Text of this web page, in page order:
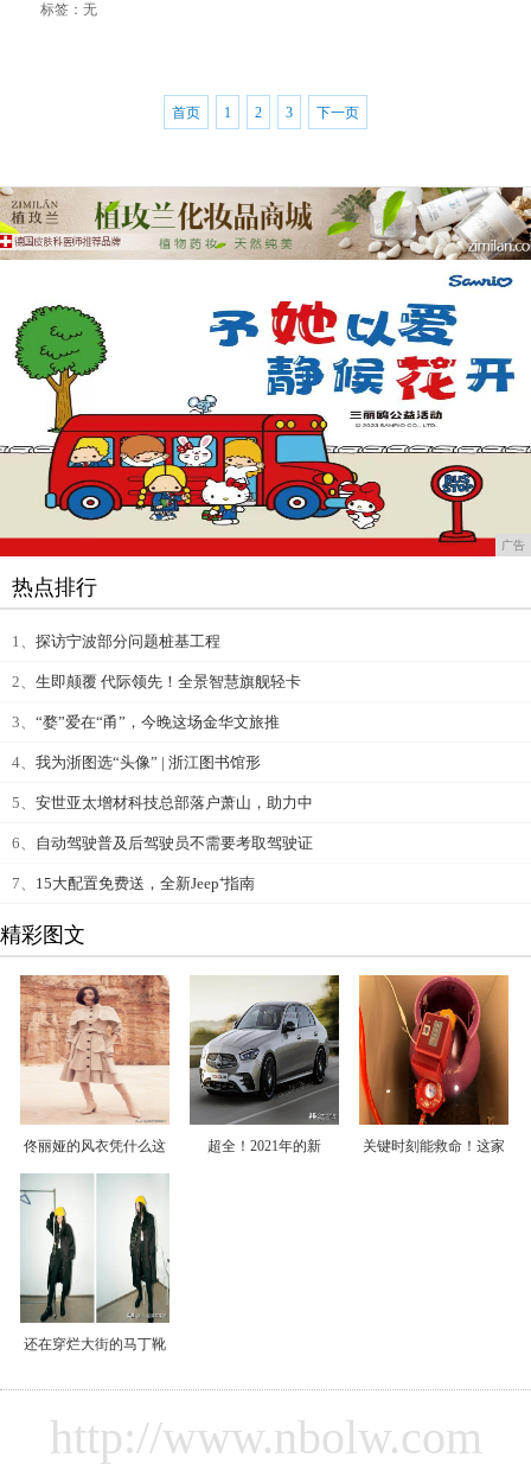
标签：无
首页 1 2 3 下一页
广告
热点排行
1、 探访宁波部分问题桩基工程
2、 生即颠覆 代际领先！全景智慧旗舰轻卡
3、 “婺”爱在“甬”，今晚这场金华文旅推
4、 我为浙图选“头像” | 浙江图书馆形
5、 安世亚太增材科技总部落户萧山，助力中
6、 自动驾驶普及后驾驶员不需要考取驾驶证
7、 15大配置免费送，全新Jeep⁺指南
精彩图文
佟丽娅的风衣凭什么这 超全！2021年的新 关键时刻能救命！这家
还在穿烂大街的马丁靴
http://www.nbolw.com